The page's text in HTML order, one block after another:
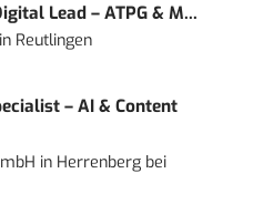
Lead – ATPG & M...
in Reutlingen
– AI & Content
in Herrenberg bei